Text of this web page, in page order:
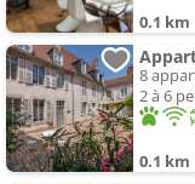
0.1 km
8
2 à 6
0.1 km